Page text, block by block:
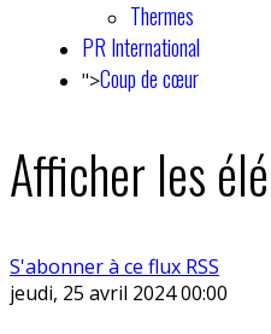
Thermes
PR International
">Coup de cœur
Afficher les
S'abonner à ce flux RSS
jeudi, 25 avril 2024 00:00